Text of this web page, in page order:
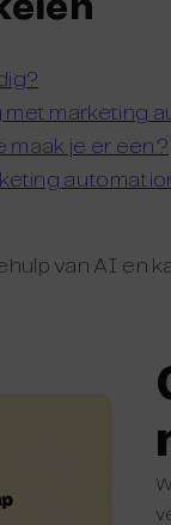
marketing
maak je er een?
van AI en